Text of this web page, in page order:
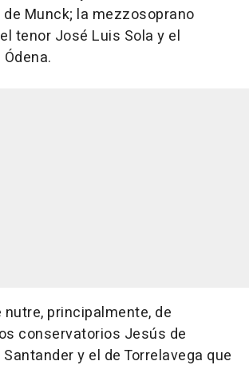
Munck; la mezzosoprano
tenor José Luis Sola y el
nutre, principalmente, de
conservatorios Jesús de
y el de Torrelavega que